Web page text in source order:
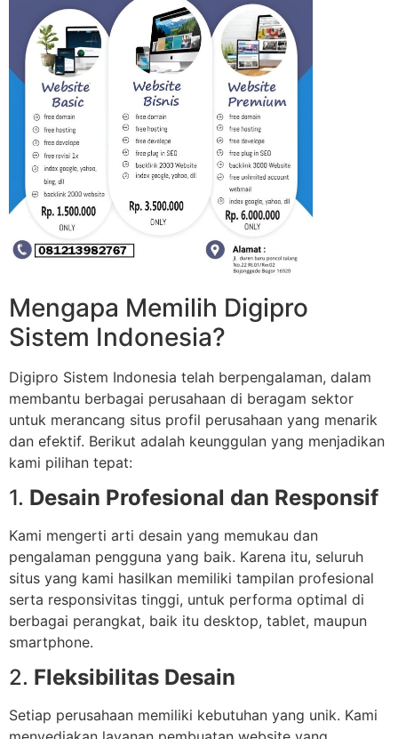
Mengapa Memilih Digipro
Sistem Indonesia?
Digipro Sistem Indonesia telah berpengalaman, dalam
membantu berbagai perusahaan di beragam sektor
untuk merancang situs profil perusahaan yang menarik
dan efektif. Berikut adalah keunggulan yang menjadikan
kami pilihan tepat:
1. Desain Profesional dan Responsif
Kami mengerti arti desain yang memukau dan
pengalaman pengguna yang baik. Karena itu, seluruh
situs yang kami hasilkan memiliki tampilan profesional
serta responsivitas tinggi, untuk performa optimal di
berbagai perangkat, baik itu desktop, tablet, maupun
smartphone.
2. Fleksibilitas Desain
Setiap perusahaan memiliki kebutuhan yang unik. Kami